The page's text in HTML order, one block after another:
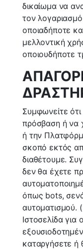
δικαίωμα να
τον
οποιαδήποτε
μελλοντική
οποιουδήποτε
Συμφωνείτε
πρόσβαση ή να
ή την
σκοπό εκτός
διαθέτουμε.
δεν θα έχετε
όπως bots,
αυτοματισμού.
Ιστοσελίδα
καταργήσετε